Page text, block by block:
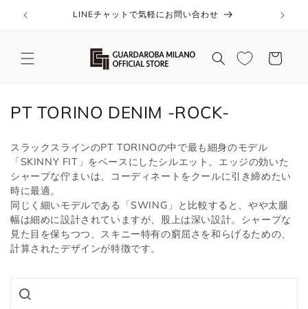
ンツに
LINEチャットで気軽にお問い合わせ
ー
コ
ク
シ
ョ
ン
:
PT TORINO DENIM -ROCK-
スラックスラインのPT TORINOの中で最も細身のモデル
「SKINNY FIT」をベースにしたシルエット。エッジの効いた
シャープな佇まいは、コーディネートをクールに引き締めたい
時に最適。
同じく細いモデルである「SWING」と比較すると、やや太腿
幅は細めに設計されていますが、股上は深い設計。シャープな
見た目を保ちつつ、スキニー特有の窮屈さを和らげるための、
計算されたデザインが特徴です。